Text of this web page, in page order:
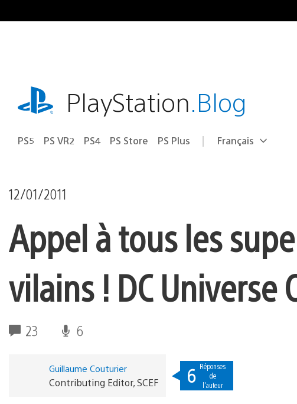
au
playstation.comPlayStation.Blog
PS5 PS VR2 PS4 PS Store PS Plus Choisir
Région
Français
12/01/2011
Appel à tous les
vilains ! DC Universe
23 6
Guillaume Couturier
Contributing Editor, SCEF 6 Réponses
de
l'auteur